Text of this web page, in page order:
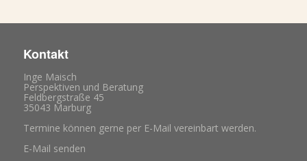
Kontakt
Inge Maisch
Perspektiven und Beratung
Feldbergstraße 45
35043 Marburg
Termine können gerne per E-Mail vereinbart werden.
E-Mail senden